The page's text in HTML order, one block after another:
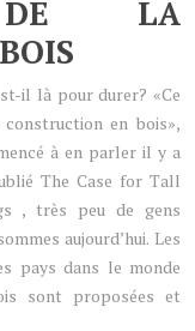
LA
il là pour durer? «Ce
en bois»,
à en parler il y a
The Case for Tall
, très peu de gens
aujourd’hui. Les
pays dans le monde
sont proposées et